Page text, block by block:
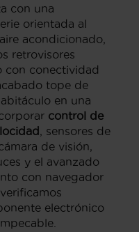
con una
orientada al
acondicionado,
retrovisores
con conectividad
tope de
en una
control de
, sensores de
de visión,
y el avanzado
con navegador
electrónico